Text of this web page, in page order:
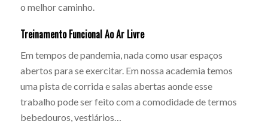
o melhor caminho.
Treinamento Funcional Ao Ar Livre
Em tempos de pandemia, nada como usar espaços
abertos para se exercitar. Em nossa academia temos
uma pista de corrida e salas abertas aonde esse
trabalho pode ser feito com a comodidade de termos
bebedouros, vestiários…